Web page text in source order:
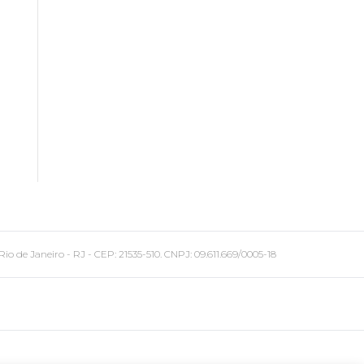
Janeiro - RJ - CEP: 21535-510. CNPJ: 09.611.669/0005-18